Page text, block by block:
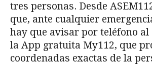
tres personas. Desde
que, ante cualquier
hay que avisar por teléfono
la App gratuita My112, que
coordenadas exactas de la